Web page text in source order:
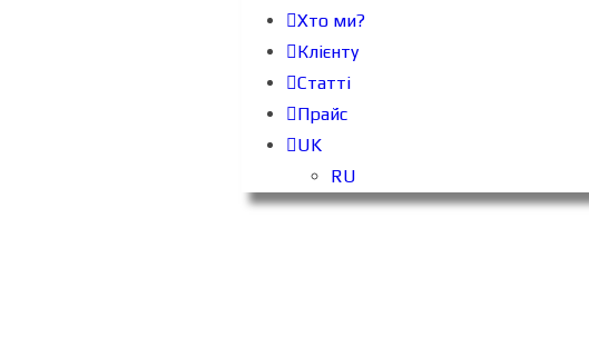
Хто ми?
Клієнту
Статті
Прайс
UK
RU